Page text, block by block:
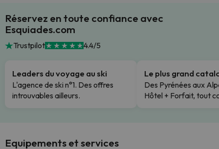
Réservez en toute confiance avec
Esquiades.com
Trustpilot 4.4/5
Leaders du voyage au ski
L'agence de ski n°1. Des offres
introuvables ailleurs.
Le plus grand
Des Pyrénées aux
Hôtel + Forfait, tout
Equipements et services